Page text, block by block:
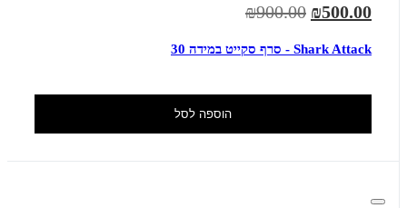
₪500.00
₪900.00
Shark Attack - סרף סקייט במידה 30
הוספה לסל